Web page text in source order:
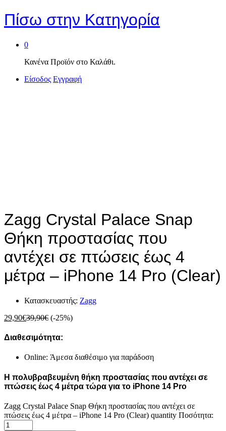
Πίσω στην Κατηγορία
0
Κανένα Προϊόν στο Καλάθι.
Είσοδος Εγγραφή
Zagg Crystal Palace Snap
Θήκη προστασίας που
αντέχει σε πτώσεις έως 4
μέτρα – iPhone 14 Pro (Clear)
Κατασκευαστής: Zagg
29,90€39,90€ (-25%)
Διαθεσιμότητα:
Online: Άμεσα διαθέσιμο για παράδοση
Η πολυβραβευμένη θήκη προστασίας που αντέχει σε
πτώσεις έως 4 μέτρα τώρα για το iPhone 14 Pro
Zagg Crystal Palace Snap Θήκη προστασίας που αντέχει σε
πτώσεις έως 4 μέτρα – iPhone 14 Pro (Clear) quantity Ποσότητα: